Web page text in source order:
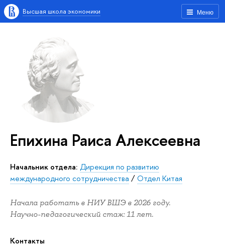
Меню
Высшая школа экономики
Епихина Раиса Алексеевна
Начальник отдела: Дирекция по развитию
международного сотрудничества /Отдел Китая
Начала работать в НИУ ВШЭ в 2026 году.
Научно-педагогический стаж: 11 лет.
Контакты